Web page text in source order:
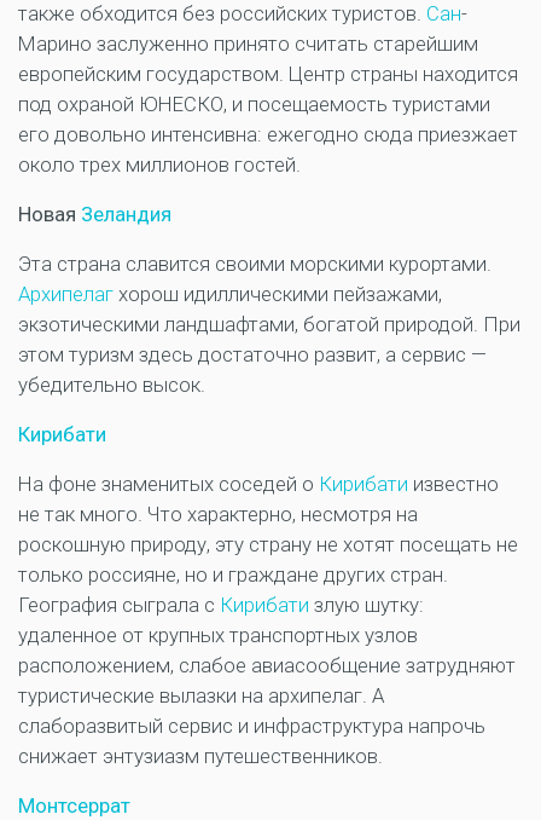
также обходится без российских туристов. Сан-
Марино заслуженно принято считать старейшим
европейским государством. Центр страны находится
под охраной ЮНЕСКО, и посещаемость туристами
его довольно интенсивна: ежегодно сюда приезжает
около трех миллионов гостей.
Новая Зеландия
Эта страна славится своими морскими курортами.
Архипелаг хорош идиллическими пейзажами,
экзотическими ландшафтами, богатой природой. При
этом туризм здесь достаточно развит, а сервис —
убедительно высок.
Кирибати
На фоне знаменитых соседей о Кирибати известно
не так много. Что характерно, несмотря на
роскошную природу, эту страну не хотят посещать не
только россияне, но и граждане других стран.
География сыграла с Кирибати злую шутку:
удаленное от крупных транспортных узлов
расположением, слабое авиасообщение затрудняют
туристические вылазки на архипелаг. А
слаборазвитый сервис и инфраструктура напрочь
снижает энтузиазм путешественников.
Монтсеррат